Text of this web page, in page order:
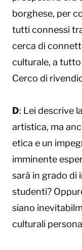
borghese, per
tutti connessi
cerca di
culturale, a
Cerco di
D: Lei descrive
artistica, ma
etica e un
imminente
sarà in grado di
studenti?
siano
culturali